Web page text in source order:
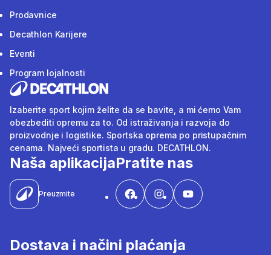
Prodavnice
Decathlon Karijere
Eventi
Program lojalnosti
Izaberite sport kojim želite da se bavite, a mi ćemo Vam
obezbediti opremu za to. Od istraživanja i razvoja do
proizvodnje i logistike. Sportska oprema po pristupačnim
cenama. Najveći sportista u gradu. DECATHLON.
Naša aplikacija
Preuzmite
Pratite nas
Dostava i načini plaćanja